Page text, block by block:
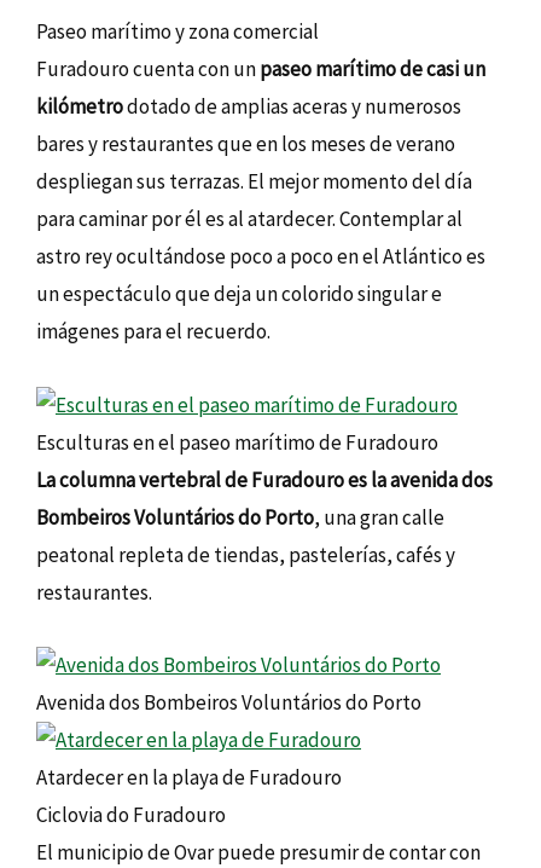
Paseo marítimo y zona comercial
Furadouro cuenta con unpaseo marítimo de casi un
kilómetrodotado de amplias aceras y numerosos
bares y restaurantes que en los meses de verano
despliegan sus terrazas. El mejor momento del día
para caminar por él es al atardecer. Contemplar al
astro rey ocultándose poco a poco en el Atlántico es
un espectáculo que deja un colorido singular e
imágenes para el recuerdo.
Esculturas en el paseo marítimo de Furadouro
La columna vertebral de Furadouro es la avenida dos
Bombeiros Voluntários do Porto, una gran calle
peatonal repleta de tiendas, pastelerías, cafés y
restaurantes.
Avenida dos Bombeiros Voluntários do Porto
Atardecer en la playa de Furadouro
Ciclovia do Furadouro
El municipio de Ovar puede presumir de contar con